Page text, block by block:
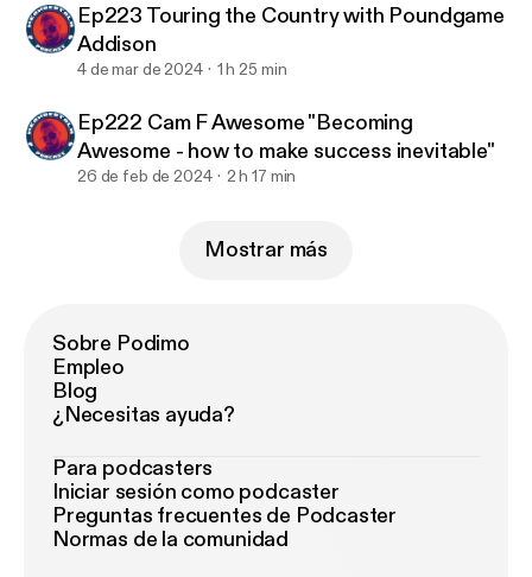
Ep223 Touring the Country with Poundgame
Addison
4 de mar de 2024 1 h 25 min
Ep222 Cam F Awesome "Becoming
Awesome - how to make success inevitable"
26 de feb de 2024 2 h 17 min
Mostrar más
Sobre Podimo
Empleo
Blog
¿Necesitas ayuda?
Para podcasters
Iniciar sesión como podcaster
Preguntas frecuentes de Podcaster
Normas de la comunidad